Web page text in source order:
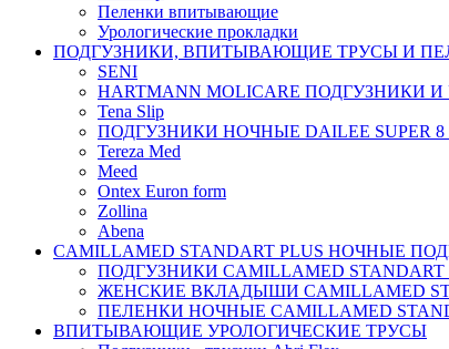
Пеленки впитывающие
Урологические прокладки
ПОДГУЗНИКИ, ВПИТЫВАЮЩИЕ ТРУСЫ И
SENI
HARTMANN MOLICARE
Tena Slip
ПОДГУЗНИКИ НОЧНЫЕ DAILEE SUPER 8
Tereza Med
Meed
Ontex Euron form
Zollina
Abena
CAMILLAMED STANDART PLUS НОЧНЫЕ
ПОДГУЗНИКИ CAMILLAMED
ЖЕНСКИЕ ВКЛАДЫШИ CAMILLAMED
ПЕЛЕНКИ НОЧНЫЕ CAMILLAMED
ВПИТЫВАЮЩИЕ УРОЛОГИЧЕСКИЕ ТРУСЫ